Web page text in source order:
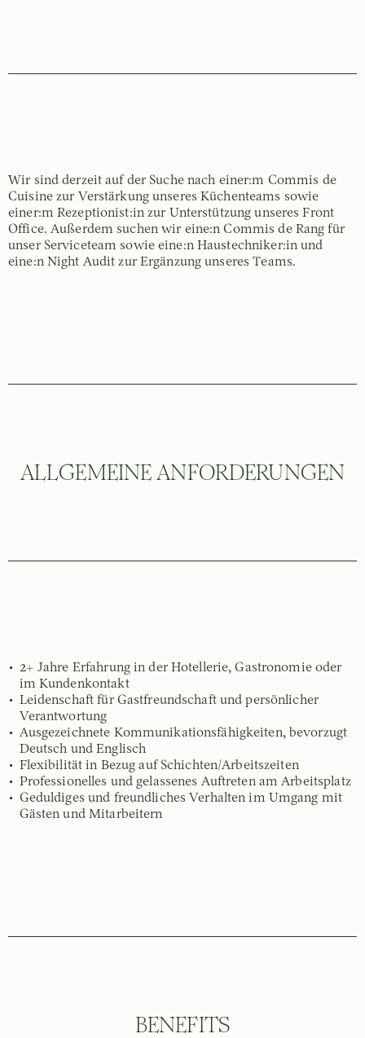
Wir sind derzeit auf der Suche nach einer:m Commis de
Cuisine zur Verstärkung unseres Küchenteams sowie
einer:m Rezeptionist:in zur Unterstützung unseres Front
Office. Außerdem suchen wir eine:n Commis de Rang für
unser Serviceteam sowie eine:n Haustechniker:in und
eine:n Night Audit zur Ergänzung unseres Teams.
ALLGEMEINE ANFORDERUNGEN
2+ Jahre Erfahrung in der Hotellerie, Gastronomie oder
im Kundenkontakt
Leidenschaft für Gastfreundschaft und persönlicher
Verantwortung
Ausgezeichnete Kommunikationsfähigkeiten, bevorzugt
Deutsch und Englisch
Flexibilität in Bezug auf Schichten/Arbeitszeiten
Professionelles und gelassenes Auftreten am Arbeitsplatz
Geduldiges und freundliches Verhalten im Umgang mit
Gästen und Mitarbeitern
BENEFITS